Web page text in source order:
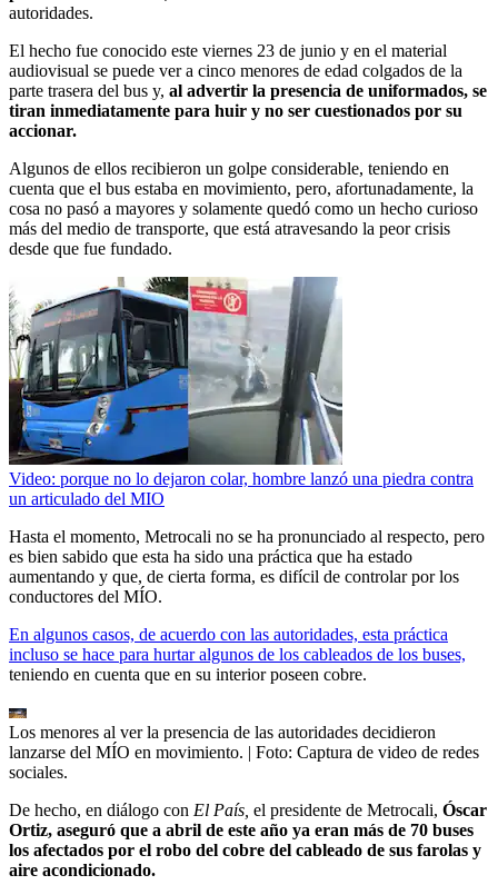
autoridades.
El hecho fue conocido este viernes 23 de junio y en el material
audiovisual se puede ver a cinco menores de edad colgados de la
parte trasera del bus y, al advertir la presencia de uniformados, se
tiran inmediatamente para huir y no ser cuestionados por su
accionar.
Algunos de ellos recibieron un golpe considerable, teniendo en
cuenta que el bus estaba en movimiento, pero, afortunadamente, la
cosa no pasó a mayores y solamente quedó como un hecho curioso
más del medio de transporte, que está atravesando la peor crisis
desde que fue fundado.
Video: porque no lo dejaron colar, hombre lanzó una piedra contra
un articulado del MIO
Hasta el momento, Metrocali no se ha pronunciado al respecto, pero
es bien sabido que esta ha sido una práctica que ha estado
aumentando y que, de cierta forma, es difícil de controlar por los
conductores del MÍO.
En algunos casos, de acuerdo con las autoridades, esta práctica
incluso se hace para hurtar algunos de los cableados de los buses,
teniendo en cuenta que en su interior poseen cobre.
Los menores al ver la presencia de las autoridades decidieron
lanzarse del MÍO en movimiento. | Foto: Captura de video de redes
sociales.
De hecho, en diálogo con El País, el presidente de Metrocali, Óscar
Ortiz, aseguró que a abril de este año ya eran más de 70 buses
los afectados por el robo del cobre del cableado de sus farolas y
aire acondicionado.